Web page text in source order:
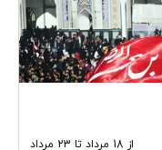
از 18 مرداد تا 23 مرداد